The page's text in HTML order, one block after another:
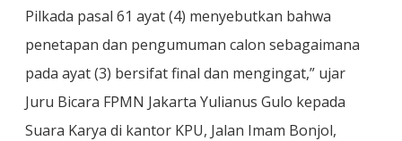
Pilkada pasal 61 ayat (4) menyebutkan bahwa
penetapan dan pengumuman calon sebagaimana
pada ayat (3) bersifat final dan mengingat,” ujar
Juru Bicara FPMN Jakarta Yulianus Gulo kepada
Suara Karya di kantor KPU, Jalan Imam Bonjol,